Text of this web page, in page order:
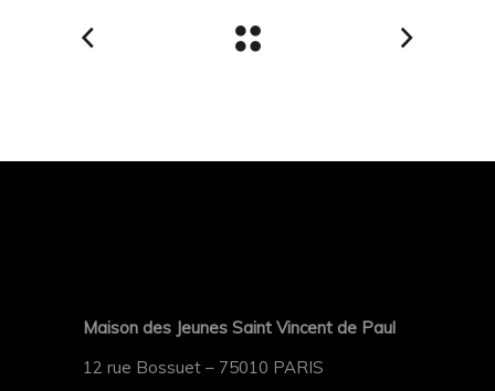
Maison des Jeunes Saint Vincent de Paul
12 rue Bossuet – 75010 PARIS